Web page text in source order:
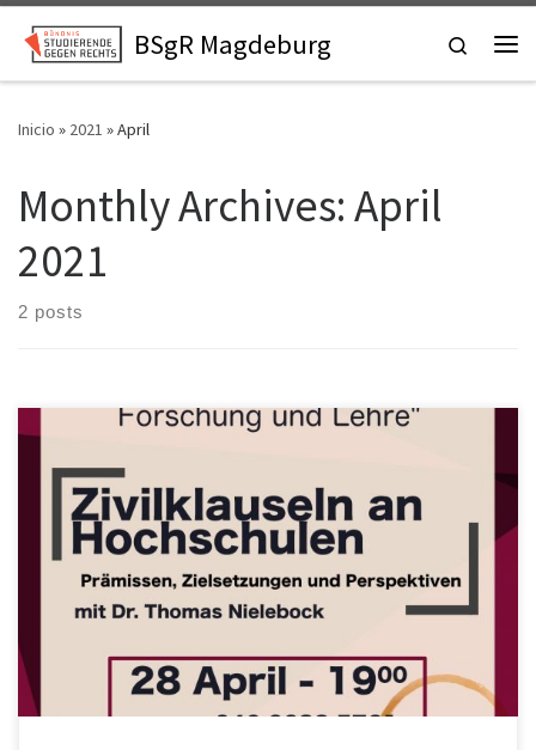
Skip to contentBSgR Magdeburg
Search
Inicio » 2021 »April
Monthly Archives:April
2021
2 posts
Wir starten mit einem spannenden ersten Vortrag über
Zivilklauseln an Hochschulen. In dem Vortrag wird die Frage der
internen und externen Verantwortung von Wissenschaft diskutiert.
Neben der Verantwortungsfähigkeit von Hochschulen wird auch
auf das Konzept von Zivilklauseln, ihre Prämissen, Reichweite und
mögliche Konfliktpunkte eingegangen. Im Anschluss an den Vortrag